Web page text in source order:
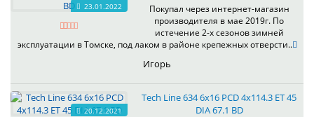
23.01.2022
Покупал через интернет-магазин
производителя в мае 2019г. По
истечение 2-х сезонов зимней
эксплуатации в Томске, под лаком в районе крепежных отверсти..
Игорь
20.12.2021
Tech Line 634 6x16 PCD 4x114.3 ET 45
DIA 67.1 BD